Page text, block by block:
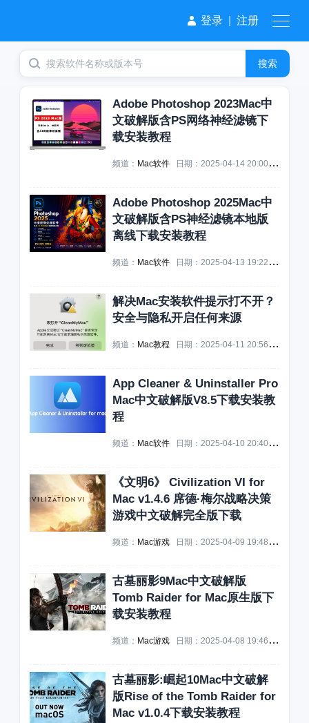
登录 注册
搜索
Adobe Photoshop 2023Mac中
文破解版含PS网络神经滤镜下
载安装教程
频道： Mac软件 日期： 2025-04-14 20:00:19
Adobe Photoshop 2025Mac中
文破解版含PS神经滤镜本地版
离线下载安装教程
频道： Mac软件 日期： 2025-04-13 19:22:34
解决Mac安装软件提示打不开？
安全与隐私开启任何来源
频道： Mac教程 日期： 2025-04-11 20:56:14
App Cleaner & Uninstaller Pro
Mac中文破解版V8.5下载安装教
程
频道： Mac软件 日期： 2025-04-10 20:40:35
《文明6》 Civilization VI for
Mac v1.4.6 席德·梅尔战略决策
游戏中文破解完全版下载
频道： Mac游戏 日期： 2025-04-09 19:48:57
古墓丽影9Mac中文破解版
Tomb Raider for Mac原生版下
载安装教程
频道： Mac游戏 日期： 2025-04-08 19:46:10
古墓丽影:崛起10Mac中文破解
版Rise of the Tomb Raider for
Mac v1.0.4下载安装教程